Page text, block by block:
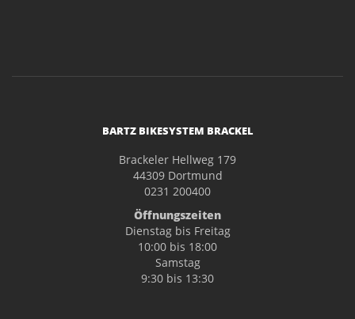
BARTZ BIKESYSTEM BRACKEL
Brackeler Hellweg 179
44309 Dortmund
0231 200400
Öffnungszeiten
Dienstag bis Freitag
10:00 bis 18:00
Samstag
9:30 bis 13:30